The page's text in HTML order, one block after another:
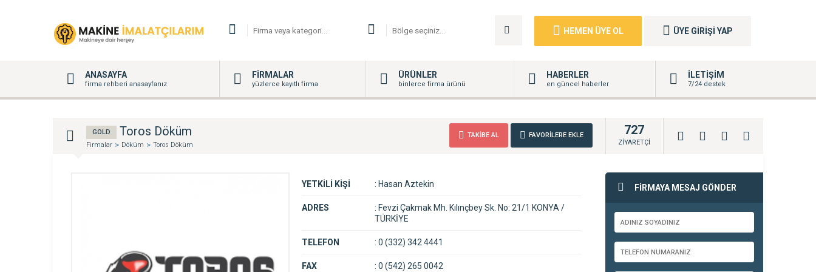
HEMEN ÜYE OL ÜYE GİRİŞİ YAP
ANASAYFA
firma rehberi anasayfanız
FİRMALAR
yüzlerce kayıtlı firma
ÜRÜNLER
binlerce firma ürünü
HABERLER
en güncel haberler
İLETİŞİM
7/24 destek
GOLD Toros Döküm
Firmalar Döküm Toros Döküm
TAKİBE AL FAVORİLERE EKLE 727
ZİYARETÇİ
YETKİLİ KİŞİ : Hasan Aztekin
ADRES : Fevzi Çakmak Mh. Kılınçbey Sk. No: 21/1 KONYA /
TÜRKİYE
TELEFON : 0 (332) 342 4441
FAX : 0 (542) 265 0042
FİRMAYA MESAJ GÖNDER